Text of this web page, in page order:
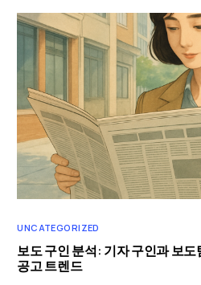
UNCATEGORIZED
보도 구인 분석: 기자 구인과 보
공고 트렌드